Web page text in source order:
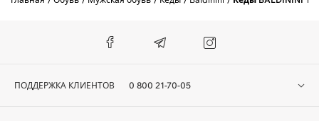
ПОДДЕРЖКА КЛИЕНТОВ 0 800 21-70-05